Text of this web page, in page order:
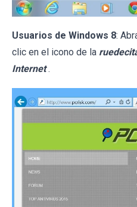
Usuarios de Windows 8:
clic en el icono de la
Internet .